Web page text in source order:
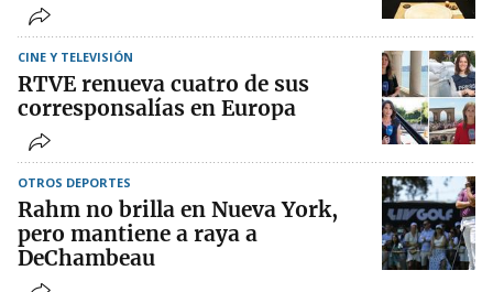
CINE Y TELEVISIÓN
RTVE renueva cuatro de sus
corresponsalías en Europa
OTROS DEPORTES
Rahm no brilla en Nueva York,
pero mantiene a raya a
DeChambeau